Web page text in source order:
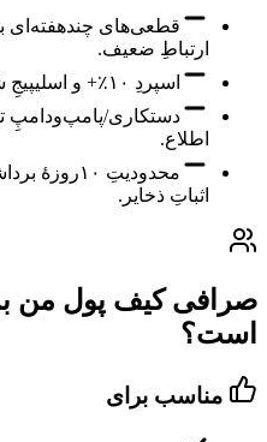
قطعی‌های چندهفته‌ای
ارتباطِ ضعیف.
اسپردِ ۱۰٪+ و اسلیپیجِ شدید + سواپِ ۳٪.
دستکاری/پامپ‌ودامپِ
اطلاع.
محدودیتِ
اثباتِ ذخایر.
صرافی کیف پول من
است؟
مناسب برای